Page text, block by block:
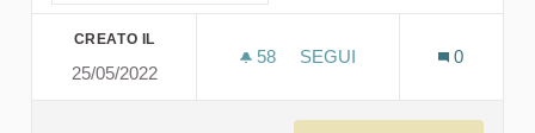
CREATO IL
25/05/2022
58 58 SOSTENITORI
SEGUI
0